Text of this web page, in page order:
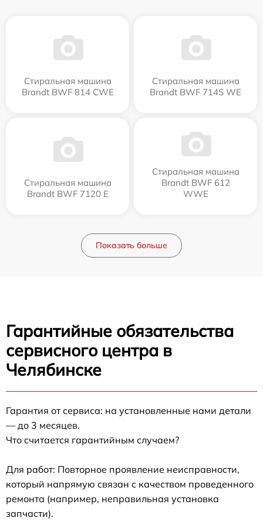
Стиральная машина
Brandt BWF 814 CWE
Стиральная машина
Brandt BWF 714S WE
Стиральная машина
Brandt BWF 7120 E
Стиральная машина
Brandt BWF 612
WWE
Показать больше
Гарантийные обязательства
сервисного центра в
Челябинске
Гарантия от сервиса: на установленные нами детали
— до 3 месяцев.
Что считается гарантийным случаем?
Для работ: Повторное проявление неисправности,
который напрямую связан с качеством проведенного
ремонта (например, неправильная установка
запчасти).